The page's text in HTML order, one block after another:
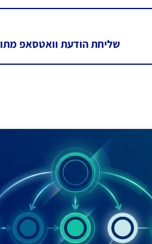
שליחת הודעת וואטסאפ